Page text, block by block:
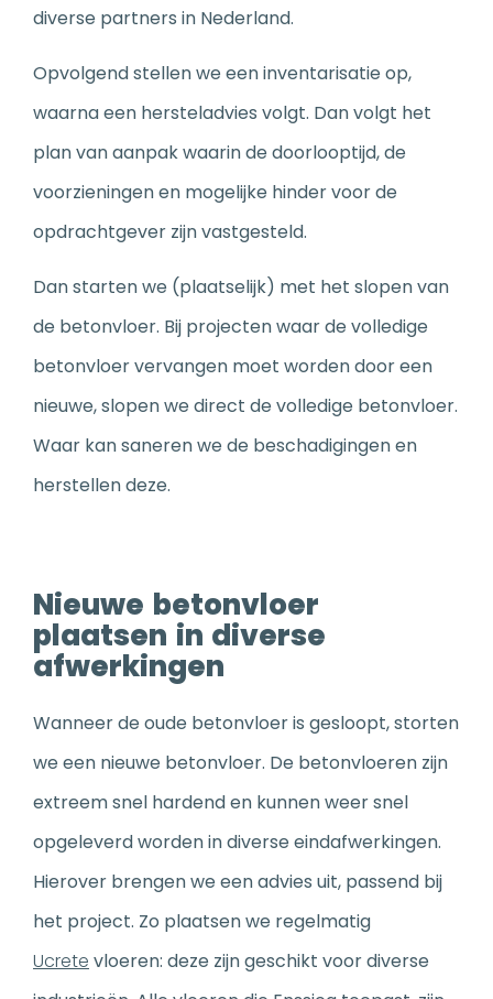
diverse partners in Nederland.
Opvolgend stellen we een inventarisatie op,
waarna een hersteladvies volgt. Dan volgt het
plan van aanpak waarin de doorlooptijd, de
voorzieningen en mogelijke hinder voor de
opdrachtgever zijn vastgesteld.
Dan starten we (plaatselijk) met het slopen van
de betonvloer. Bij projecten waar de volledige
betonvloer vervangen moet worden door een
nieuwe, slopen we direct de volledige betonvloer.
Waar kan saneren we de beschadigingen en
herstellen deze.
Nieuwe betonvloer
plaatsen in diverse
afwerkingen
Wanneer de oude betonvloer is gesloopt, storten
we een nieuwe betonvloer. De betonvloeren zijn
extreem snel hardend en kunnen weer snel
opgeleverd worden in diverse eindafwerkingen.
Hierover brengen we een advies uit, passend bij
het project. Zo plaatsen we regelmatig
Ucrete vloeren: deze zijn geschikt voor diverse